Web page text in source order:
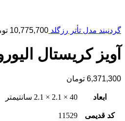
گردنبند مدل تأتر رزگلد 10,775,700
آویز کریستال
6,371,300 تومان
ابعاد 40 × 2.1 × 2.1 سانتیمتر
کد قدیمی 11529